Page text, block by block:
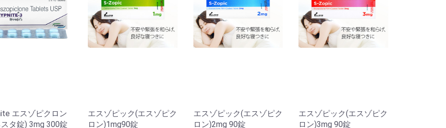
エスゾピクロン
タ錠) 3mg 300錠
エスゾピック(エスゾピク
ロン)1mg90錠
エスゾピック(エスゾピク
ロン)2mg 90錠
エスゾピック(エスゾピク
ロン)3mg 90錠